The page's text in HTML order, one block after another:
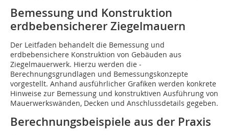
Bemessung und Konstruktion
erdbebensicherer Ziegelmauern
Der Leitfaden behandelt die Bemessung und
erdbebensichere Konstruktion von Gebäuden aus
Ziegelmauerwerk. Hierzu werden die ­
Berechnungsgrundlagen und Bemessungskonzepte
vorgestellt. Anhand ausführlicher Grafiken werden konkrete
Hinweise zur Bemessung und konstruktiven Ausführung von
Mauerwerkswänden, Decken und Anschlussdetails gegeben.
Berechnungsbeispiele aus der Praxis